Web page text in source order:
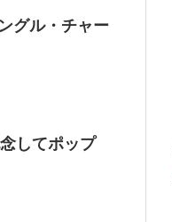
グル・チャー
してポップ